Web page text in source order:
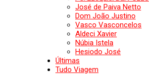
José de Paiva Netto
Dom João Justino
Vasco Vasconcelos
Aldeci Xavier
Núbia Istela
Hesiodo José
Últimas
Tudo Viagem